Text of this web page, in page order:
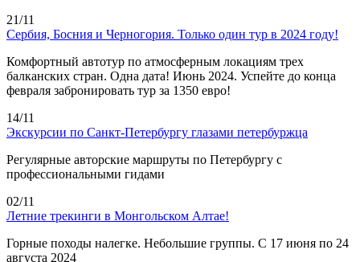
21/11
Сербия, Босния и Черногория. Только один тур в 2024 году!
Комфортный автотур по атмосферным локациям трех
балканских стран. Одна дата! Июнь 2024. Успейте до конца
февраля забронировать тур за 1350 евро!
14/11
Экскурсии по Санкт-Петербургу глазами петербуржца
Регулярные авторские маршруты по Петербургу с
профессиональными гидами
02/11
Летние трекинги в Монгольском Алтае!
Горные походы налегке. Небольшие группы. С 17 июня по 24
августа 2024